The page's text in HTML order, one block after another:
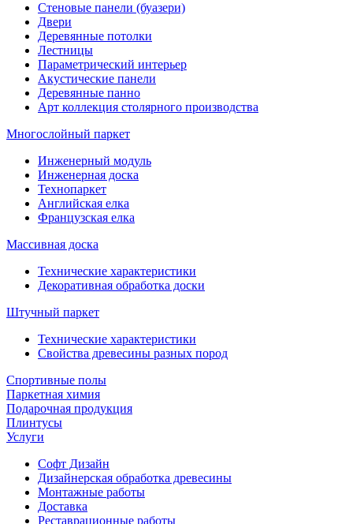
Стеновые панели (буазери)
Двери
Деревянные потолки
Лестницы
Параметрический интерьер
Акустические панели
Деревянные панно
Арт коллекция столярного производства
Многослойный паркет
Инженерный модуль
Инженерная доска
Технопаркет
Английская елка
Французская елка
Массивная доска
Технические характеристики
Декоративная обработка доски
Штучный паркет
Технические характеристики
Свойства древесины разных пород
Спортивные полы
Паркетная химия
Подарочная продукция
Плинтусы
Услуги
Софт Дизайн
Дизайнерская обработка древесины
Монтажные работы
Доставка
Реставрационные работы